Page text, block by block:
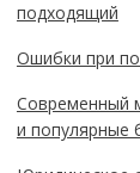
подходящий
Ошибки при
Современный
и популярные